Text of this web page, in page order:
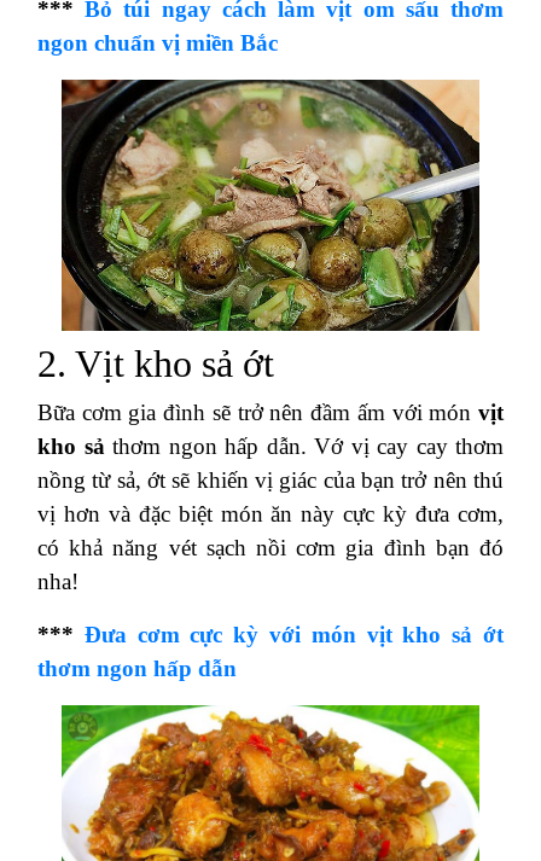
***Bỏ túi ngay cách làm vịt om sấu thơm
ngon chuẩn vị miền Bắc
2. Vịt kho sả ớt
Bữa cơm gia đình sẽ trở nên đầm ấm với món vịt
kho sả thơm ngon hấp dẫn. Vớ vị cay cay thơm
nồng từ sả, ớt sẽ khiến vị giác của bạn trở nên thú
vị hơn và đặc biệt món ăn này cực kỳ đưa cơm,
có khả năng vét sạch nồi cơm gia đình bạn đó
nha!
*** Đưa cơm cực kỳ với món vịt kho sả ớt
thơm ngon hấp dẫn